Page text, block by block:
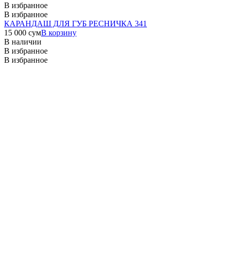
В избранное
В избранное
КАРАНДАШ ДЛЯ ГУБ РЕСНИЧКА 341
15 000 сумВ корзину
В наличии
В избранное
В избранное